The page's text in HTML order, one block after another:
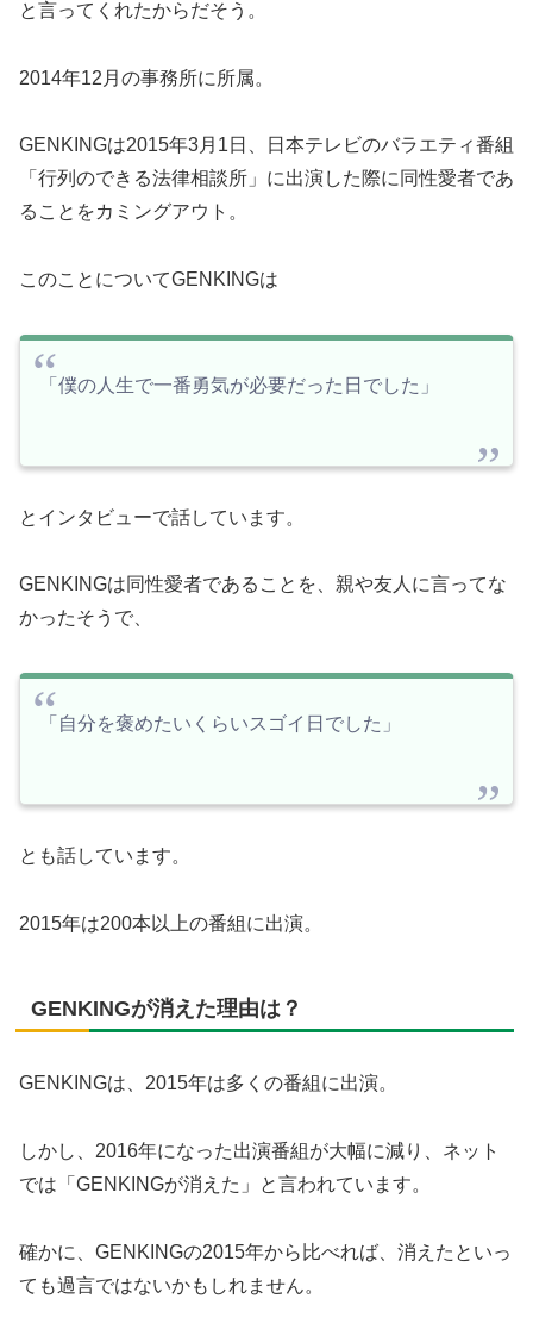
と言ってくれたからだそう。
2014年12月の事務所に所属。
GENKINGは2015年3月1日、日本テレビのバラエティ番組
「行列のできる法律相談所」に出演した際に同性愛者であ
ることをカミングアウト。
このことについてGENKINGは
「僕の人生で一番勇気が必要だった日でした」
とインタビューで話しています。
GENKINGは同性愛者であることを、親や友人に言ってな
かったそうで、
「自分を褒めたいくらいスゴイ日でした」
とも話しています。
2015年は200本以上の番組に出演。
GENKINGが消えた理由は？
GENKINGは、2015年は多くの番組に出演。
しかし、2016年になった出演番組が大幅に減り、ネット
では「GENKINGが消えた」と言われています。
確かに、GENKINGの2015年から比べれば、消えたといっ
ても過言ではないかもしれません。